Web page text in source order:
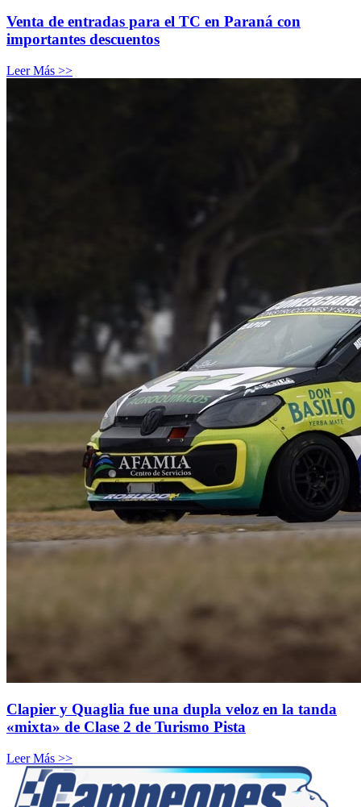
Venta de entradas para el TC en Paraná con
importantes descuentos
Leer Más >>
Clapier y Quaglia fue una dupla veloz en la tanda
«mixta» de Clase 2 de Turismo Pista
Leer Más >>